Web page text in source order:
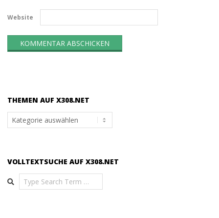
Website
THEMEN AUF X308.NET
Themen
auf
VOLLTEXTSUCHE AUF X308.NET
Search